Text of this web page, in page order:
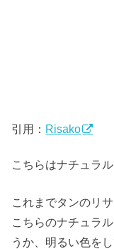
引用： Risako
こちらはナチュラル
これまでタンのリ
こちらのナチュラ
うか、明るい色を